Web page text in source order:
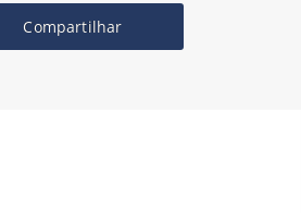
Compartilhar